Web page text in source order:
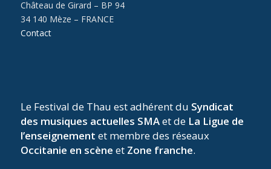
Château de Girard – BP 94
34 140 Mèze – FRANCE
Contact
Le Festival de Thau est adhérent du Syndicat
des musiques actuelles SMAet de La Ligue de
l’enseignement et membre des réseaux
Occitanie en scène et Zone franche.